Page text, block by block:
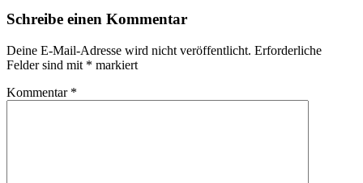
Schreibe einen Kommentar
Deine E-Mail-Adresse wird nicht veröffentlicht. Erforderliche
Felder sind mit * markiert
Kommentar *